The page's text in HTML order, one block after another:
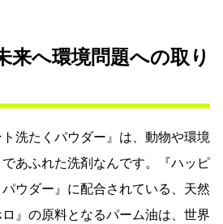
来へ環境問題への取り
ト洗たくパウダー』は、動物や環境
あふれた洗剤なんです。『ハッピ
ウダー』に配合されている、天然
』の原料となるパーム油は、世界